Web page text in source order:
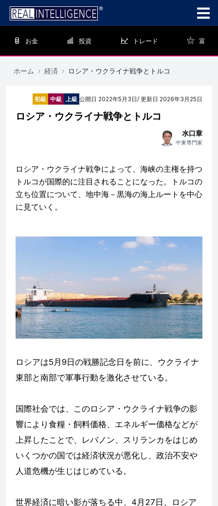
お金 投資 トレード 富
ホーム › 経済 › ロシア・ウクライナ戦争とトルコ
初級 中級 上級 公開日 2022年5月3日/ 更新日 2026年3月25日
ロシア・ウクライナ戦争とトルコ
水口章
中東専門家
ロシア・ウクライナ戦争によって、海峡の主権を持つ
トルコが国際的に注目されることになった。トルコの
立ち位置について、地中海－黒海の海上ルートを中心
に見ていく。
ロシアは5月9日の戦勝記念日を前に、ウクライナ
東部と南部で軍事行動を激化させている。
国際社会では、このロシア・ウクライナ戦争の影
響により食糧・飼料価格、エネルギー価格などが
上昇したことで、レバノン、スリランカをはじめ
いくつかの国では経済状況が悪化し、政治不安や
人道危機が生じはじめている。
世界経済に暗い影が落ちる中、4月27日、ロシア